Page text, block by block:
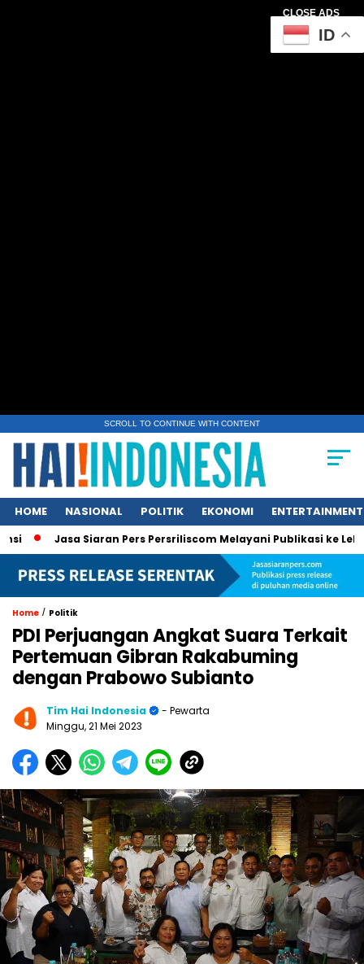
CLOSE ADS
SCROLL TO CONTINUE WITH CONTENT
HOME NASIONAL POLITIK EKONOMI ENTERTAINMENT
Jasa Siaran Pers Persriliscom Melayani Publikasi ke Lebih dari
Home / Politik
PDI Perjuangan Angkat Suara Terkait
Pertemuan Gibran Rakabuming
dengan Prabowo Subianto
Tim Hai Indonesia
- Pewarta
Minggu, 21 Mei 2023
ID